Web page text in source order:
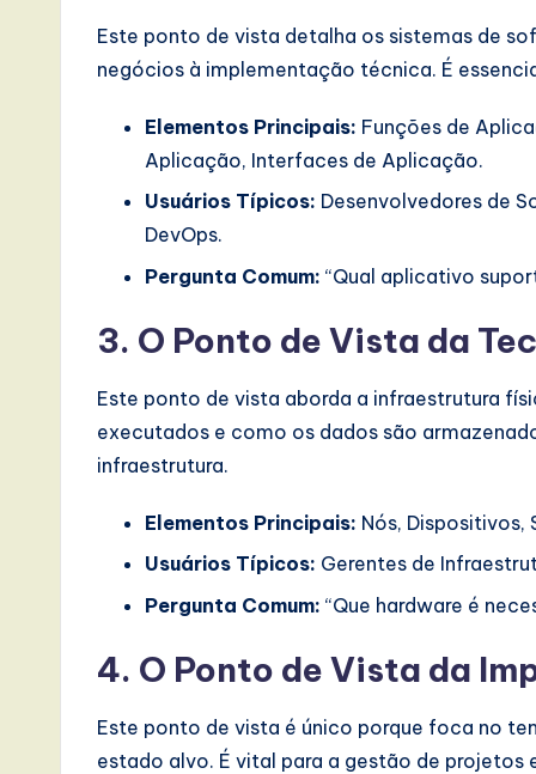
Este ponto de vista detalha os sistemas de
negócios à implementação técnica. É
Elementos Principais: Funções de
Aplicação, Interfaces de Aplicação.
Usuários Típicos: Desenvolvedores de
DevOps.
Pergunta Comum: “Qual aplicativo
3. O Ponto de Vista da
Este ponto de vista aborda a infraestrutura
executados e como os dados são
infraestrutura.
Elementos Principais: Nós, Dispositivos,
Usuários Típicos: Gerentes de
Pergunta Comum: “Que hardware é
4. O Ponto de Vista da
Este ponto de vista é único porque foca no
estado alvo. É vital para a gestão de projetos